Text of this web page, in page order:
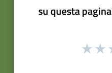
su questa